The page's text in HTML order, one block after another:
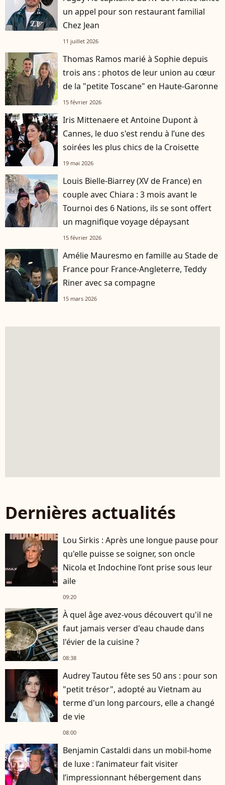
un appel pour son restaurant familial
Chez Jean
11 juillet 2026
Thomas Ramos marié à Sophie depuis
trois ans : photos de leur union au cœur
de la "petite Toscane" en Haute-Garonne
15 février 2026
Iris Mittenaere et Antoine Dupont à
Cannes, le duo s'est rendu à l’une des
soirées les plus chics de la Croisette
19 mai 2026
Louis Bielle-Biarrey (XV de France) en
couple avec Chiara : 3 mois avant le
Tournoi des 6 Nations, ils se sont offert
un magnifique voyage dépaysant
15 février 2026
Amélie Mauresmo en famille au Stade de
France pour France-Angleterre, Teddy
Riner avec sa compagne
15 mars 2026
Dernières actualités
Lou Sirkis : Après une longue pause pour
qu'elle puisse se soigner, son oncle
Nicola et Indochine l’ont prise sous leur
aile
09:20
À quel âge avez-vous découvert qu'il ne
faut jamais verser d'eau chaude dans
l'évier de la cuisine ?
08:38
Audrey Tautou fête ses 50 ans : pour son
"petit trésor", adopté au Vietnam au
terme d'un long parcours, elle a changé
de vie
08:00
Benjamin Castaldi dans un mobil-home
de luxe : l’animateur fait visiter
l’impressionnant hébergement dans